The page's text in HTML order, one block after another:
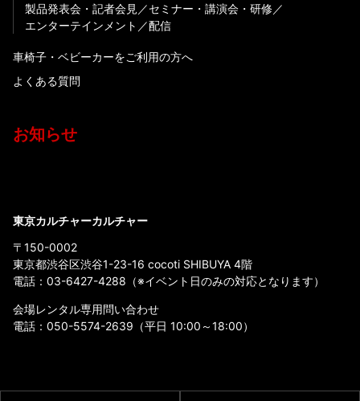
製品発表会・記者会見
セミナー・講演会・研修
エンターテインメント
配信
車椅子・ベビーカーをご利用の方へ
よくある質問
お知らせ
東京カルチャーカルチャー
〒150-0002
東京都渋谷区渋谷1-23-16 cocoti SHIBUYA 4階
電話： 03-6427-4288 （※イベント日のみの対応となります）
会場レンタル専用問い合わせ
電話： 050-5574-2639 （平日 10:00～18:00）